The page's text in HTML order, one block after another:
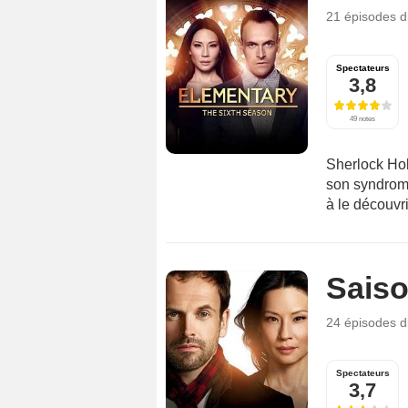
21 épisodes
Spectateurs
3,8
49 notes
Sherlock
son
à le
24 épisodes
Spectateurs
3,7